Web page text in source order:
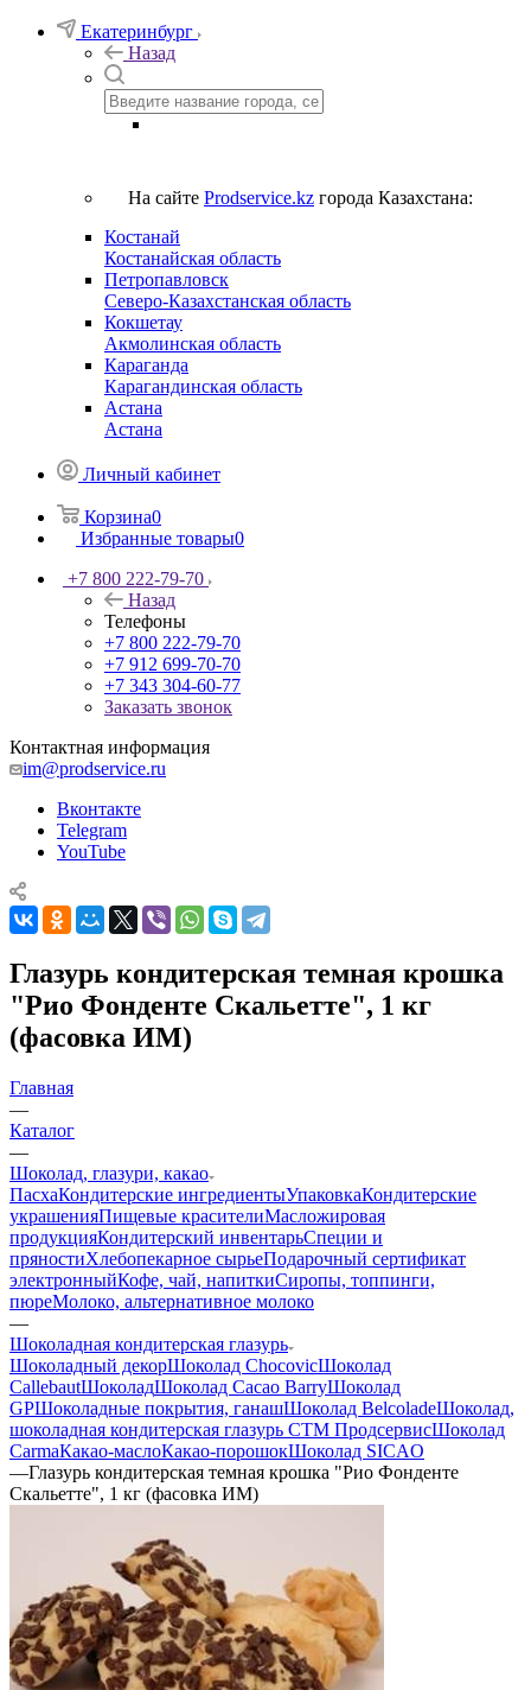
Екатеринбург
Назад
На сайте Prodservice.kz города Казахстана:
Костанай
Костанайская область
Петропавловск
Северо-Казахстанская область
Кокшетау
Акмолинская область
Караганда
Карагандинская область
Астана
Астана
Личный кабинет
Корзина0
Избранные товары0
+7 800 222-79-70
Назад
Телефоны
+7 800 222-79-70
+7 912 699-70-70
+7 343 304-60-77
Заказать звонок
Контактная информация
im@prodservice.ru
Вконтакте
Telegram
YouTube
Глазурь кондитерская темная крошка
"Рио Фонденте Скальетте", 1 кг
(фасовка ИМ)
Главная
—
Каталог
—
Шоколад, глазури, какао
ПасхаКондитерские ингредиентыУпаковкаКондитерские
украшенияПищевые красителиМасложировая
продукцияКондитерский инвентарьСпеции и
пряностиХлебопекарное сырьеПодарочный сертификат
электронныйКофе, чай, напиткиСиропы, топпинги,
пюреМолоко, альтернативное молоко
—
Шоколадная кондитерская глазурь
Шоколадный декорШоколад ChocovicШоколад
CallebautШоколадШоколад Cacao BarryШоколад
GPШоколадные покрытия, ганашШоколад BelcoladeШоколад,
шоколадная кондитерская глазурь СТМ ПродсервисШоколад
CarmaКакао-маслоКакао-порошокШоколад SICAO
—Глазурь кондитерская темная крошка "Рио Фонденте
Скальетте", 1 кг (фасовка ИМ)